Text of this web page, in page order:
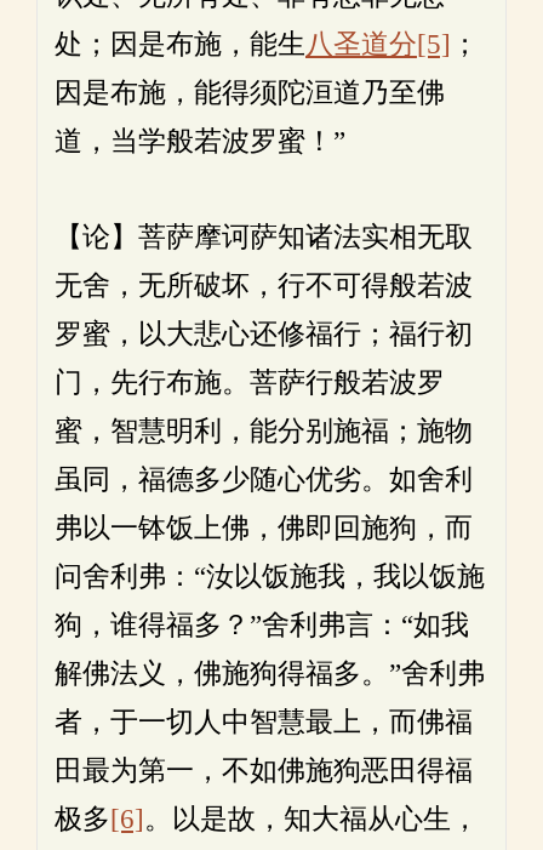
处；因是布施，能生八圣道分[5] ；
因是布施，能得须陀洹道乃至佛
道，当学般若波罗蜜！”
【论】菩萨摩诃萨知诸法实相无取
无舍，无所破坏，行不可得般若波
罗蜜，以大悲心还修福行；福行初
门，先行布施。菩萨行般若波罗
蜜，智慧明利，能分别施福；施物
虽同，福德多少随心优劣。如舍利
弗以一钵饭上佛，佛即回施狗，而
问舍利弗：“汝以饭施我，我以饭施
狗，谁得福多？”舍利弗言：“如我
解佛法义，佛施狗得福多。”舍利弗
者，于一切人中智慧最上，而佛福
田最为第一，不如佛施狗恶田得福
极多[6]。以是故，知大福从心生，